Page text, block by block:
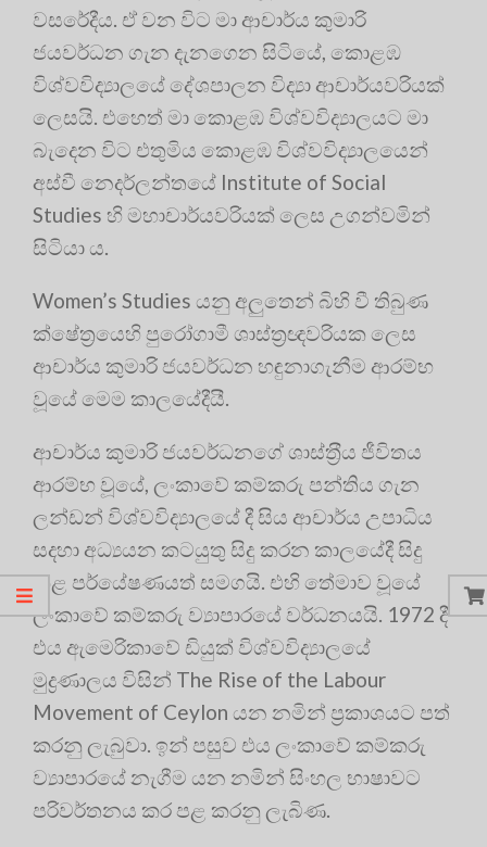
වසරේදීය. ඒ වන විට මා ආචාර්ය කුමාරි
ජයවර්ධන ගැන දැනගෙන සිටියේ, කොළඹ
විශ්වවිද්‍යාලයේ දේශපාලන විද්‍යා ආචාර්යවරියක්
ලෙසයි. එහෙත් මා කොළඹ විශ්වවිද්‍යාලයට මා
බැදෙන විට එතුමිය කොළඹ විශ්වවිද්‍යාලයෙන්
අස්වී නෙදර්ලන්තයේ Institute of Social
Studies හි මහාචාර්යවරියක් ලෙස උගන්වමින්
සිටියා ය.
Women’s Studies යනු අලුතෙන් බිහි වී තිබුණ
ක්ෂේත්‍රයෙහි පුරෝගාමී ශාස්ත්‍රඥවරියක ලෙස
ආචාර්ය කුමාරි ජයවර්ධන හඳුනාගැනීම ආරම්භ
වූයේ මෙම කාලයේදීයී.
ආචාර්ය කුමාරි ජයවර්ධනගේ ශාස්ත‍්‍රීය ජීවිතය
ආරම්භ වූයේ, ලංකාවේ කම්කරු පන්තිය ගැන
ලන්ඩන් විශ්වවිද්‍යාලයේ දී සිය ආචාර්ය උපාධිය
සදහා අධ්‍යයන කටයුතු සිදු කරන කාලයේදී සිදු
කළ පර්යේෂණයත් සමගයි. එහි තේමාව වූයේ
ලංකාවේ කම්කරු ව්‍යාපාරයේ වර්ධනයයි. 1972 දී
එය ඇමෙරිකාවේ ඩියුක් විශ්වවිද්‍යාලයේ
මුද්‍රණාලය විසින් The Rise of the Labour
Movement of Ceylon යන නමින් ප්‍රකාශයට පත්
කරනු ලැබුවා. ඉන් පසුව එය ලංකාවේ කම්කරු
ව්‍යාපාරයේ නැගීම යන නමින් සිංහල භාෂාවට
පරිවර්තනය කර පළ කරනු ලැබිණ.